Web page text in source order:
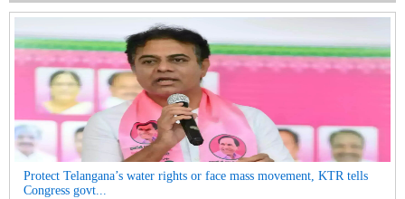
Protect Telangana’s water rights or face mass movement, KTR tells
Congress govt...